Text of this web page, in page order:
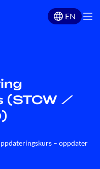
EN
(STCW /
– oppdater